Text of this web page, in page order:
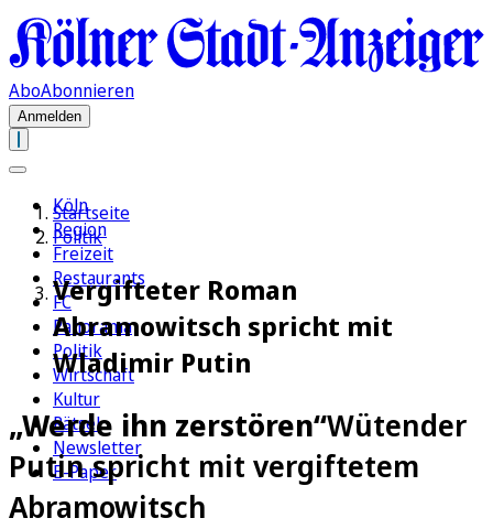
AboAbonnieren
Anmelden
Köln
Region
Freizeit
Restaurants
FC
Panorama
Politik
Wirtschaft
Kultur
Rätsel
Newsletter
E-Paper
Startseite
Politik
Vergifteter Roman
Abramowitsch spricht mit
Wladimir Putin
„Werde ihn zerstören“Wütender
Putin spricht mit vergiftetem
Abramowitsch